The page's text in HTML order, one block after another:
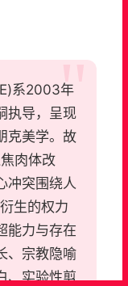
系2003年
执导，呈现
克美学。故
肉体改
冲突围绕人
生的权力
能力与存在
、宗教隐喻
、实验性剪